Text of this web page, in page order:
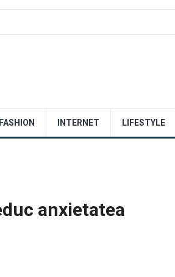
FASHION INTERNET LIFESTYLE
anxietatea